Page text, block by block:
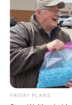
FRIDAY PLANS